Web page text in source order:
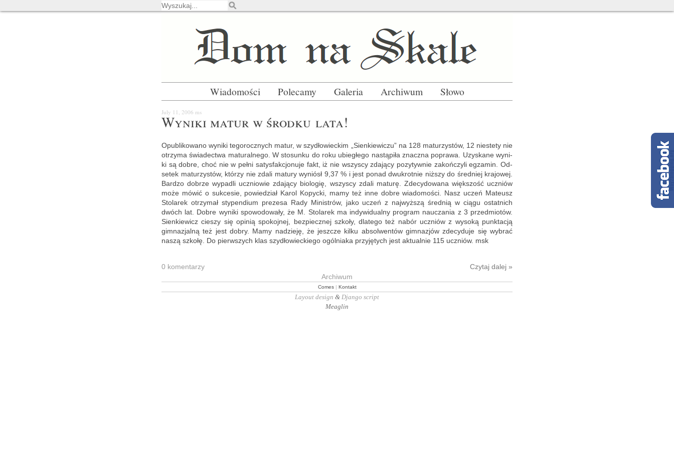
Wiadomości Polecamy Galeria Archiwum Słowo
July 11, 2006 ms
Wy­ni­ki matur w środ­ku lata!
Opu­bli­ko­wa­no wy­ni­ki te­go­rocz­nych matur, w szy­dło­wiec­kim „Sien­kie­wi­czu” na 128 ma­tu­rzy­stów, 12 nie­ste­ty nie
otrzy­ma świa­dec­twa ma­tu­ral­ne­go. W sto­sun­ku do roku ubie­głe­go na­stą­pi­ła znacz­na po­pra­wa. Uzy­ska­ne wy­ni­
ki są dobre, choć nie w pełni sa­tys­fak­cjo­nu­je fakt, iż nie wszy­scy zda­ją­cy po­zy­tyw­nie za­koń­czy­li eg­za­min. Od­
se­tek ma­tu­rzy­stów, któ­rzy nie zdali ma­tu­ry wy­niósł 9,37 % i jest ponad dwu­krot­nie niż­szy do śred­niej kra­jo­wej.
Bar­dzo do­brze wy­pa­dli ucznio­wie zda­ją­cy bio­lo­gię, wszy­scy zdali ma­tu­rę. Zde­cy­do­wa­na więk­szość uczniów
może mówić o suk­ce­sie, po­wie­dział Karol Ko­pyc­ki, mamy też inne dobre wia­do­mo­ści. Nasz uczeń Ma­te­usz
Sto­la­rek otrzy­mał sty­pen­dium pre­ze­sa Rady Mi­ni­strów, jako uczeń z naj­wyż­szą śred­nią w ciągu ostat­nich
dwóch lat. Dobre wy­ni­ki spo­wo­do­wa­ły, że M. Sto­la­rek ma in­dy­wi­du­al­ny pro­gram na­ucza­nia z 3 przed­mio­tów.
Sien­kie­wicz cie­szy się opi­nią spo­koj­nej, bez­piecz­nej szko­ły, dla­te­go też nabór uczniów z wy­so­ką punk­ta­cją
gim­na­zjal­ną też jest dobry. Mamy na­dzie­ję, że jesz­cze kilku ab­sol­wen­tów gim­na­zjów zde­cy­du­je się wy­brać
naszą szko­łę. Do pierw­szych klas szy­dło­wiec­kie­go ogól­nia­ka przy­ję­tych jest ak­tu­al­nie 115 uczniów. msk
0 ko­men­ta­rzy
Czy­taj dalej »
Archiwum
Comes| Kontakt
Layout design & Django script
Meaglin